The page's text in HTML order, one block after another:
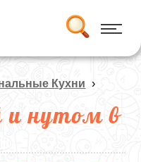
Кухни ›
и нутом в